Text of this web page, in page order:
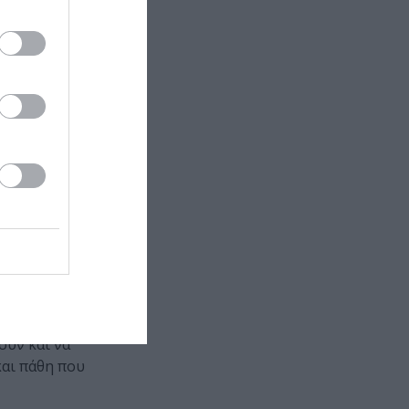
όμως, όσο
του
και
σε
Η McGuire,
που δεν
να
ποιοι
σπαρμένη
όταν
για το
των
να
και να
πάθη που